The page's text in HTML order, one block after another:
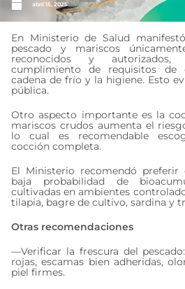
abril 15, 2025
En Ministerio de Salud
pescado y mariscos
reconocidos y
cumplimiento de requisitos de
cadena de frío y la higiene. Esto
pública.
Otro aspecto importante es la
mariscos crudos aumenta el
lo cual es recomendable
cocción completa.
El Ministerio recomendó preferir
baja probabilidad de
cultivadas en ambientes
tilapia, bagre de cultivo, sardina y
Otras recomendaciones
—Verificar la frescura del
rojas, escamas bien adheridas,
piel firmes.